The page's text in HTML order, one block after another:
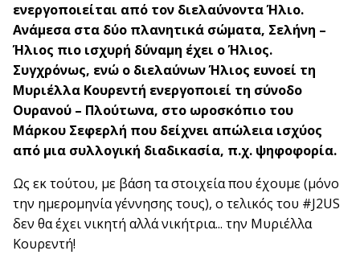
ενεργοποιείται από τον διελαύνοντα Ήλιο.
Ανάμεσα στα δύο πλανητικά σώματα, Σελήνη –
Ήλιος πιο ισχυρή δύναμη έχει ο Ήλιος.
Συγχρόνως, ενώ ο διελαύνων Ήλιος ευνοεί τη
Μυριέλλα Κουρεντή ενεργοποιεί τη σύνοδο
Ουρανού – Πλούτωνα, στο ωροσκόπιο του
Μάρκου Σεφερλή που δείχνει απώλεια ισχύος
από μια συλλογική διαδικασία, π.χ. ψηφοφορία.
Ως εκ τούτου, με βάση τα στοιχεία που έχουμε (μόνο
την ημερομηνία γέννησης τους), ο τελικός του #J2US
δεν θα έχει νικητή αλλά νικήτρια... την Μυριέλλα
Κουρεντή!